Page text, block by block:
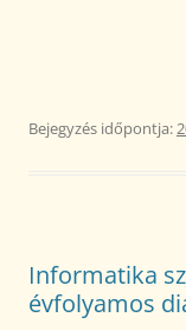
Bejegyzés időpontja:
Informatika
évfolyamos